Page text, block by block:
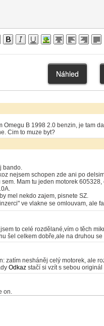
Omegu B 1998 2.0 benzin, je tam
Cim to muze byt?
bando.
nejsem schopen zde ani po
sem. Mam tu jeden motorek
mel nekdo zajem, pisnete SZ.
ve vlakne se omlouvam, ale
jsem to celé rozdělané,vím o těch
šel celkem dobře,ale na druhou
zatím nesháněj celý motorek, ale
Odkazstačí si vzít s sebou
on.